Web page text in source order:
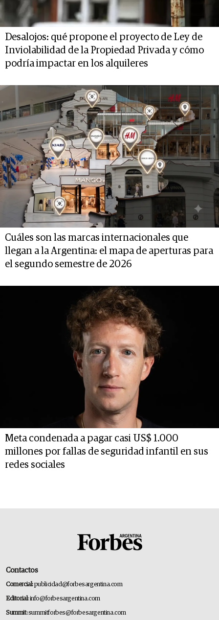
Desalojos: qué propone el proyecto de Ley de
Inviolabilidad de la Propiedad Privada y cómo
podría impactar en los alquileres
Cuáles son las marcas internacionales que
llegan a la Argentina: el mapa de aperturas para
el segundo semestre de 2026
Meta condenada a pagar casi US$ 1.000
millones por fallas de seguridad infantil en sus
redes sociales
Contactos
Comercial:publicidad@forbesargentina.com
Editorial:info@forbesargentina.com
Summit:summitforbes@forbesargentina.com